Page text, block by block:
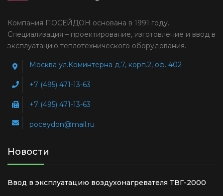
Компания ПОСЕЙДОН основана в 1991 году.
Специализация – проектирование, изготовление и ввод в
эксплуатацию теплотехнического оборудования.
Москва ул.Коминтерна д.7, корп.2, оф. 402
+7 (495) 471-13-63
+7 (495) 471-13-63
poceydon@mail.ru
Новости
Ввод в эксплуатацию воздухонагревателя ТВГ-2000